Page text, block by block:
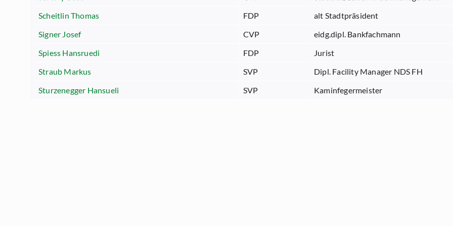
Scheitlin Thomas
FDP
alt Stadtpräsident
Signer Josef
CVP
eidg.dipl. Bankfachmann
Spiess Hansruedi
FDP
Jurist
Straub Markus
SVP
Dipl. Facility Manager NDS FH
Sturzenegger Hansueli
SVP
Kaminfegermeister